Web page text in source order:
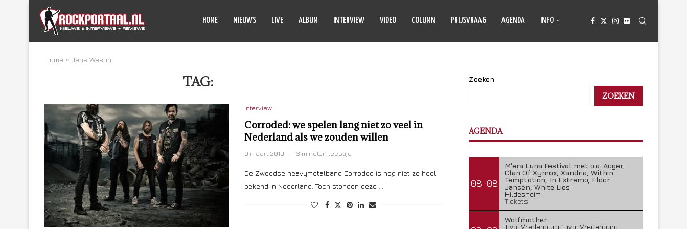
HOME NIEUWS LIVE ALBUM INTERVIEW VIDEO COLUMN PRIJSVRAAG AGENDA INFO
Home » Jens Westin
TAG:
Interview
Corroded: we spelen lang niet zo veel in
Nederland als we zouden willen
9 maart 2019 3 minuten leestijd
De Zweedse heavymetalband Corroded is nog niet zo heel
bekend in Nederland. Toch stonden deze …
Zoeken
ZOEKEN
AGENDA
08-08
M'era Luna Festival met o.a. Auger,
Clan Of Xymox, Xandria, Within
Temptation, In Extremo, Floor
Jansen, White Lies
Hildesheim
Tickets
Wolfmother
TivoliVredenburg (TivoliVredenburg